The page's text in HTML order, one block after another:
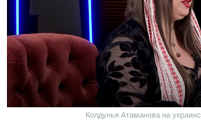
Колдунья Атаманова на